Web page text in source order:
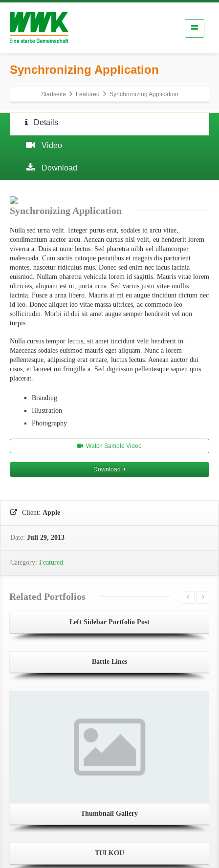
Synchronizing Application
Startseite Featured Synchronizing Application
Details
Video
Download
Synchronizing Application
Nulla sed urna velit. Integer purus erat, sodales id arcu vitae,
condimentum auctor arcu. Aenean cursus nisl velit, eu hendrerit lorem
viverra a. Duis at nunc lectus. Sed pharetra nibh vel ullamcorper
malesuada. Cum sociis natoque penatibus et magnis dis parturient
montes, nascetur ridiculus mus. Donec sed enim nec lacus lacinia
euismod. Nullam pharetra vehicula lorem id sagittis. Mauris vitae lorem
ultricies, aliquam est ut, porta urna. Sed varius justo vitae mollis
lacinia. Fusce a urna libero. Mauris at mi eu augue tincidunt dictum nec
id leo. Donec aliquet leo vitae massa ultrices, ac commodo leo
sollicitudin. Morbi id dui sit amet augue semper hendrerit vel non
turpis.
Nulla cursus tempor lectus, sit amet tincidunt velit hendrerit in.
Maecenas sodales euismod mauris eget aliquam. Nunc a lorem
pellentesque, adipiscing erat ornare, luctus lectus. Aenean auctor dui
risus, et laoreet mi fringilla a. Sed dignissim pellentesque sapien quis
placerat.
Branding
Illustration
Photography
Watch Sample Video
Download
Client: Apple
Date: Juli 29, 2013
Category: Featured
Related Portfolios
Left Sidebar Portfolio Post
Battle Lines
Thumbnail Gallery
TULKOU